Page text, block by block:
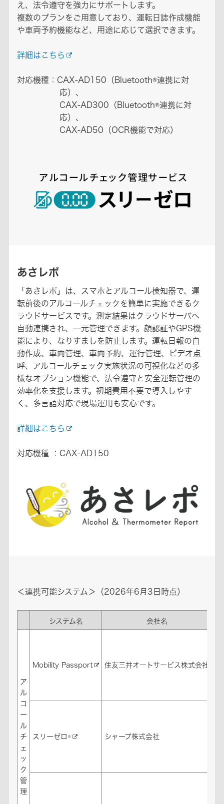
え、法令遵守を強力にサポートします。
複数のプランをご用意しており、運転日誌作成機能
や車両予約機能など、用途に応じて選択できます。
詳細はこちら
対応機種：CAX-AD150（Bluetooth®連携に対
応）、
CAX-AD300（Bluetooth®連携に対
応）、
CAX-AD50（OCR機能で対応）
あさレポ
「あさレポ」は、スマホとアルコール検知器で、運
転前後のアルコールチェックを簡単に実施できるク
ラウドサービスです。測定結果はクラウドサーバへ
自動連携され、一元管理できます。顔認証やGPS機
能により、なりすましを防止します。運転日報の自
動作成、車両管理、車両予約、運行管理、ビデオ点
呼、アルコールチェック実施状況の可視化などの多
様なオプション機能で、法令遵守と安全運転管理の
効率化を支援します。初期費用不要で導入しやす
く、多言語対応で現場運用も安心です。
詳細はこちら
対応機種 ：CAX-AD150
＜連携可能システム＞（2026年6月3日時点）
システム名 会社名
ア
ル
コ
ー
ル
チ
ェ
ッ
ク
管
理
Mobility Passport 住友三井オートサービス株式会社
スリーゼロ ※ シャープ株式会社